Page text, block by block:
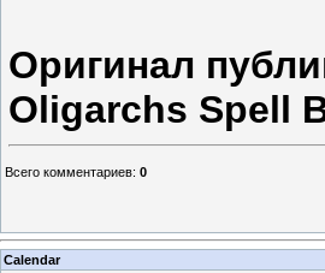
Оригинал
Oligarchs Spell
Всего комментариев: 0
Calendar